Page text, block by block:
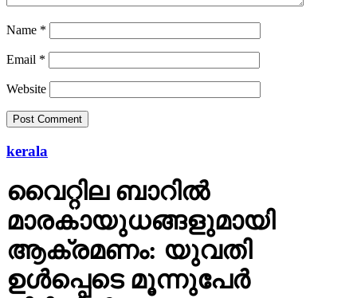
വൈറ്റില ബാറില്‍
മാരകായുധങ്ങളുമായി
ആക്രമണം: യുവതി
ഉള്‍പ്പെടെ മൂന്നുപേര്‍
പിടിയില്‍
വൈറ്റിലയിലെ ഒരു ബാറില്‍ മാരകായുധങ്ങളുമായി
നടത്തിയ അക്രമവുമായി ബന്ധപ്പെട്ട് യുവതി ഉള്‍പ്പെടെ